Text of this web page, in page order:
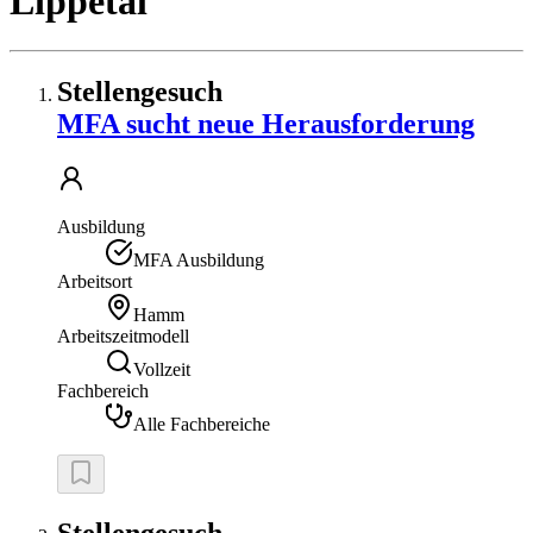
Stellengesuch
MFA sucht neue Herausforderung
Ausbildung
MFA Ausbildung
Arbeitsort
Hamm
Arbeitszeitmodell
Vollzeit
Fachbereich
Alle Fachbereiche